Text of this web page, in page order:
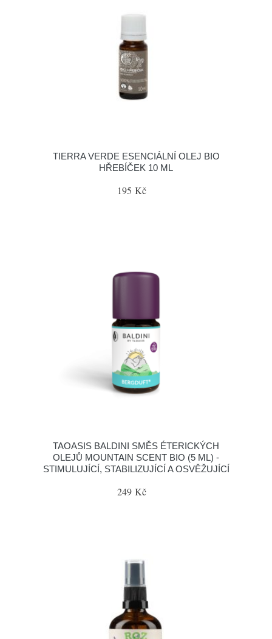
TIERRA VERDE ESENCIÁLNÍ OLEJ BIO
HŘEBÍČEK 10 ML
195 Kč
TAOASIS BALDINI SMĚS ÉTERICKÝCH
OLEJŮ MOUNTAIN SCENT BIO (5 ML) -
STIMULUJÍCÍ, STABILIZUJÍCÍ A OSVĚŽUJÍCÍ
249 Kč